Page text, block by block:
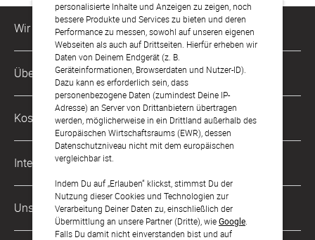
personalisierte Inhalte und Anzeigen zu zeigen, noch
bessere Produkte und Services zu bieten und deren
Performance zu messen, sowohl auf unseren eigenen
Webseiten als auch auf Drittseiten. Hierfür erheben wir
Daten von Deinem Endgerät (z. B.
Geräteinformationen, Browserdaten und Nutzer-ID).
Dazu kann es erforderlich sein, dass
personenbezogene Daten (zumindest Deine IP-
Adresse) an Server von Drittanbietern übertragen
werden, möglicherweise in ein Drittland außerhalb des
Europäischen Wirtschaftsraums (EWR), dessen
Datenschutzniveau nicht mit dem europäischen
vergleichbar ist.
Indem Du auf „Erlauben“ klickst, stimmst Du der
Nutzung dieser Cookies und Technologien zur
Verarbeitung Deiner Daten zu, einschließlich der
Übermittlung an unsere Partner (Dritte), wieGoogle
Falls Du damit nicht einverstanden bist und auf
Wir sind für Dich da
Kundenservice-Hotline
0221 956 725 10
Mo. - Fr. von 9 bis 17 Uhr
kontakt@sendmoments.de
Über Uns
Philosophie
Karriere
Impressum
AGB & Widerrufsrecht
Zahlung & Versand
Datenschutz
Kostenlose Services
Musterkarten
Digitale Fotoalben
Digitale Gästelisten
FAQ & Hilfe
International
Österreich
Schweiz
Unsere Zahlungsarten